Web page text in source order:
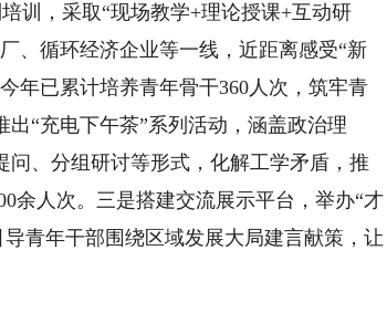
训，采取“现场教学+理论授课+互动研
、循环经济企业等一线，近距离感受“新
年已累计培养青年骨干360人次，筑牢青
“充电下午茶”系列活动，涵盖政治理
、分组研讨等形式，化解工学矛盾，推
余人次。三是搭建交流展示平台，举办“才
青年干部围绕区域发展大局建言献策，让